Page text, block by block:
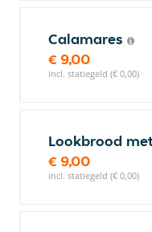
Calamares
€ 9,00
incl. statiegeld (€ 0,00)
Lookbrood
€ 9,00
incl. statiegeld (€ 0,00)